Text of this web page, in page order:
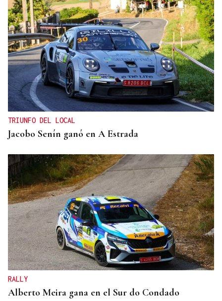
TRIUNFO DEL LOCAL
Jacobo Senín ganó en A Estrada
RALLY
Alberto Meira gana en el Sur do Condado